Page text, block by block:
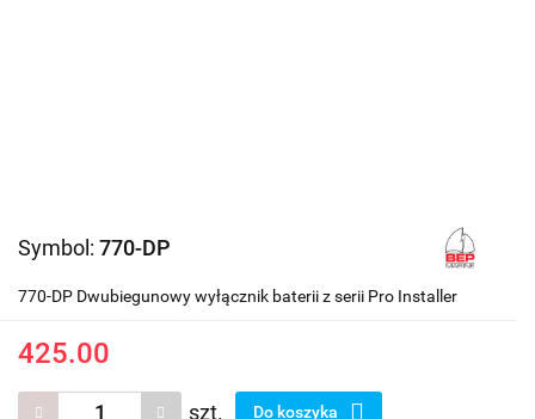
Symbol: 770-DP
770-DP Dwubiegunowy wyłącznik baterii z serii Pro Installer
425.00
szt. Do koszyka